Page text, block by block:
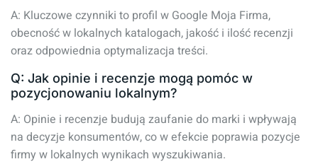
A: Kluczowe czynniki to profil w Google Moja Firma,
obecność w lokalnych katalogach, jakość i ilość recenzji
oraz odpowiednia optymalizacja treści.
Q: Jak opinie i recenzje mogą pomóc w
pozycjonowaniu lokalnym?
A: Opinie i recenzje budują zaufanie do marki i wpływają
na decyzje konsumentów, co w efekcie poprawia pozycje
firmy w lokalnych wynikach wyszukiwania.